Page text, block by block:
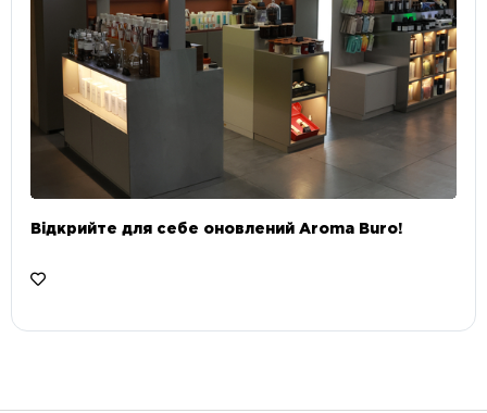
Відкрийте для себе оновлений Aroma Buro! ⠀